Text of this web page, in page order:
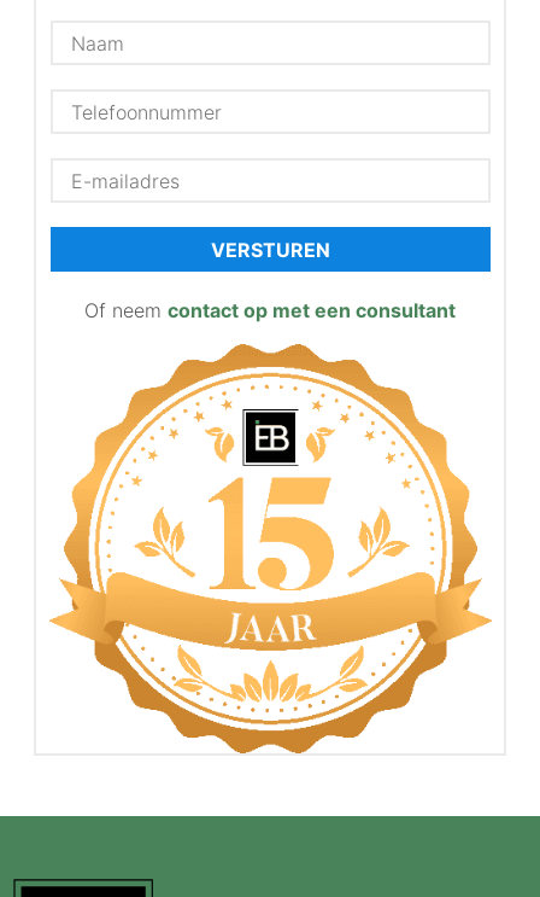
VERSTUREN
Of neem contact op met een consultant